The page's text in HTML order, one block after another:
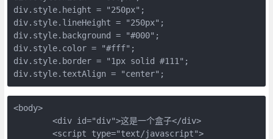
div.style.height = "250px";
div.style.lineHeight = "250px";
div.style.background = "#000";
div.style.color = "#fff";
div.style.border = "1px solid #111";
div.style.textAlign = "center";
<body>
        <div id="div">这是一个盒子</div>
        <script type="text/javascript">